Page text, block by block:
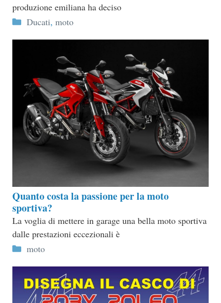
produzione emiliana ha deciso
Categorie
Ducati, moto
Quanto costa la passione per la moto
sportiva?
La voglia di mettere in garage una bella moto sportiva
dalle prestazioni eccezionali è
Categorie
moto